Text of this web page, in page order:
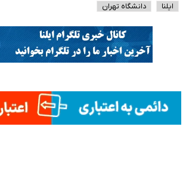
ایلنا دانشگاه تهران